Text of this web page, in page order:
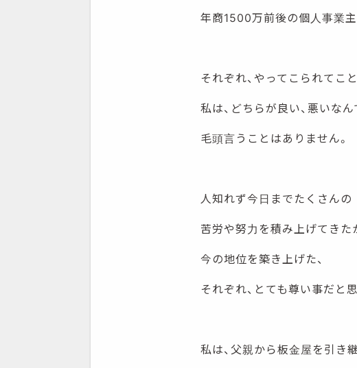
年商1500万前後の個人事業主
それぞれ、やってこられてこ
私は、どちらが良い、悪いなん
毛頭言うことはありません。
人知れず今日までたくさんの
苦労や努力を積み上げてきた
今の地位を築き上げた、
それぞれ、とても尊い事だと
私は、父親から板金屋を引き継